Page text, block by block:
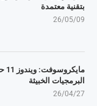
بتقنية معتمدة
26/05/09
البرمجيات الخبيثة
26/04/27